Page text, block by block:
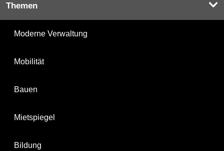
Themen
Moderne Verwaltung
Mobilität
Bauen
Mietspiegel
Bildung